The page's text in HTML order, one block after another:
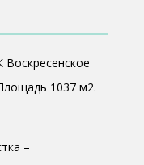
1037 м2.
–